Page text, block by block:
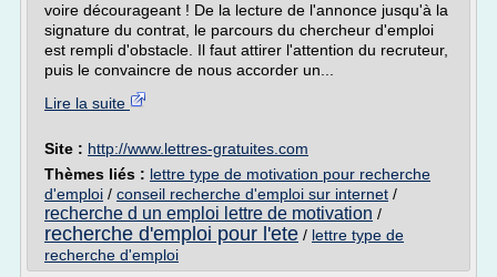
voire décourageant ! De la lecture de l'annonce jusqu'à la
signature du contrat, le parcours du chercheur d'emploi
est rempli d'obstacle. Il faut attirer l'attention du recruteur,
puis le convaincre de nous accorder un...
Lire la suite
Site : http://www.lettres-gratuites.com
Thèmes liés : lettre type de motivation pour recherche
d'emploi / conseil recherche d'emploi sur internet /
recherche d un emploi lettre de motivation /
recherche d'emploi pour l'ete / lettre type de
recherche d'emploi